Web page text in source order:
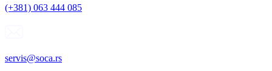
(+381) 063 444 085
servis@soca.rs